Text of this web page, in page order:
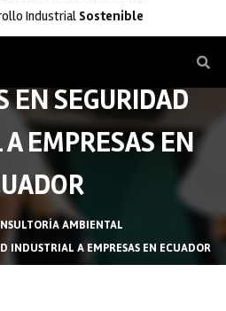
Industrial Sostenible
EN SEGURIDAD
EMPRESAS EN
AMBIENTAL
INDUSTRIAL A EMPRESAS EN ECUADOR